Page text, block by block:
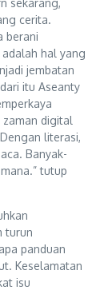
sekarang,
cerita.
berani
hal yang
jembatan
itu Aseanty
zaman digital
literasi,
Banyak-
tutup
turun
panduan
Keselamatan
isu